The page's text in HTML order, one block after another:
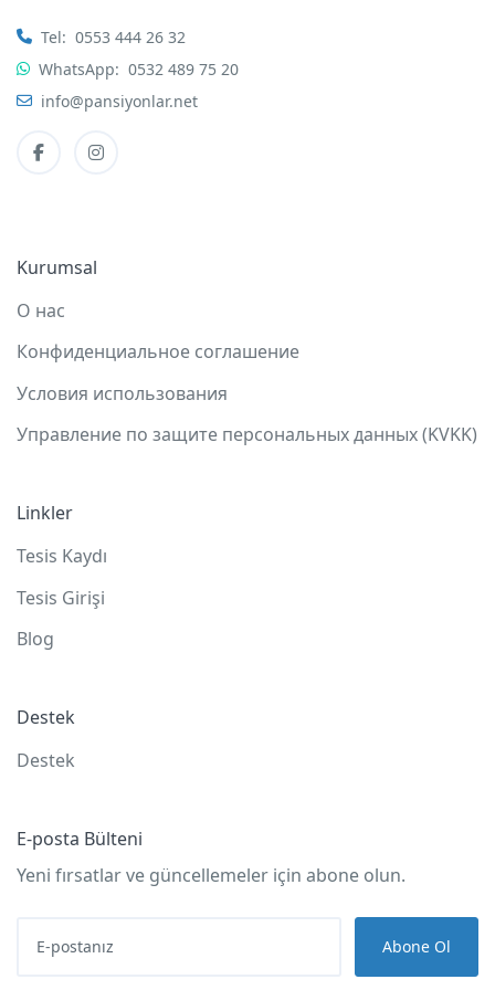
Tel: 0553 444 26 32
WhatsApp: 0532 489 75 20
info@pansiyonlar.net
Kurumsal
О нас
Конфиденциальное соглашение
Условия использования
Управление по защите персональных данных (KVKK)
Linkler
Tesis Kaydı
Tesis Girişi
Blog
Destek
Destek
E-posta Bülteni
Yeni fırsatlar ve güncellemeler için abone olun.
Abone Ol